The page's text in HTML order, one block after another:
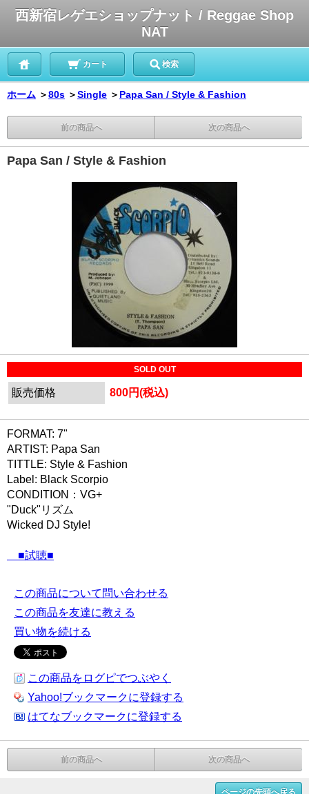
西新宿レゲエショップナット / Reggae Shop
NAT
カート 検索
ホーム ＞80s ＞Single ＞ Papa San / Style & Fashion
前の商品へ 次の商品へ
Papa San / Style & Fashion
SOLD OUT
販売価格 800円(税込)
FORMAT: 7"
ARTIST: Papa San
TITTLE: Style & Fashion
Label: Black Scorpio
CONDITION：VG+
"Duck"リズム
Wicked DJ Style!
■試聴■
この商品について問い合わせる
この商品を友達に教える
買い物を続ける
この商品をログピでつぶやく
Yahoo!ブックマークに登録する
はてなブックマークに登録する
前の商品へ 次の商品へ
ページの先頭へ戻る